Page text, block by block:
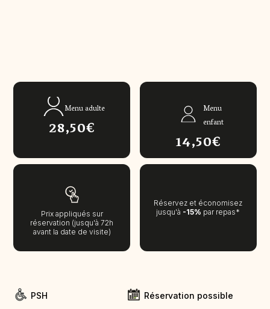
Menu adulte
28,50€
Menu
enfant
14,50€
Prix appliqués sur
réservation (jusqu'à 72h
avant la date de visite)
Réservez et économisez
jusqu'à -15% par repas*
PSH Réservation possible